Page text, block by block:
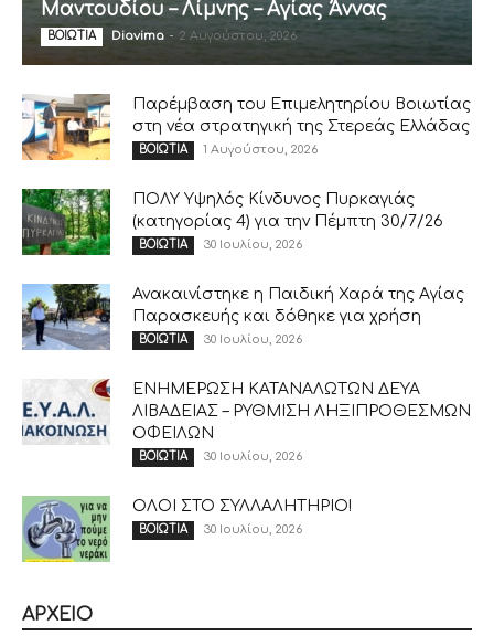
Μαντουδίου – Λίμνης – Αγίας Άννας
ΒΟΙΩΤΙΑ Diavima - 2 Αυγούστου, 2026
Παρέμβαση του Επιμελητηρίου Βοιωτίας
στη νέα στρατηγική της Στερεάς Ελλάδας
ΒΟΙΩΤΙΑ 1 Αυγούστου, 2026
ΠΟΛΥ Υψηλός Κίνδυνος Πυρκαγιάς
(κατηγορίας 4) για την Πέμπτη 30/7/26
ΒΟΙΩΤΙΑ 30 Ιουλίου, 2026
Ανακαινίστηκε η Παιδική Χαρά της Αγίας
Παρασκευής και δόθηκε για χρήση
ΒΟΙΩΤΙΑ 30 Ιουλίου, 2026
ΕΝΗΜΕΡΩΣΗ ΚΑΤΑΝΑΛΩΤΩΝ ΔΕΥΑ
ΛΙΒΑΔΕΙΑΣ – ΡΥΘΜΙΣΗ ΛΗΞΙΠΡΟΘΕΣΜΩΝ
ΟΦΕΙΛΩΝ
ΒΟΙΩΤΙΑ 30 Ιουλίου, 2026
ΟΛΟΙ ΣΤΟ ΣΥΛΛΑΛΗΤΗΡΙΟ!
ΒΟΙΩΤΙΑ 30 Ιουλίου, 2026
ΑΡΧΕΙΟ